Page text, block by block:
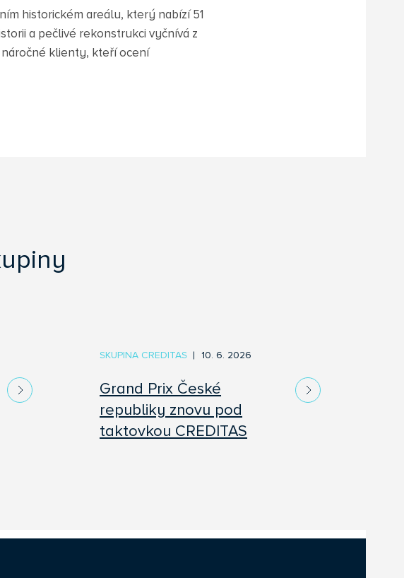
historickém areálu, který nabízí 51
a pečlivé rekonstrukci vyčnívá z
klienty, kteří ocení
Grand Prix České
republiky znovu pod
taktovkou CREDITAS
10. 6. 2026
SKUPINA CREDITAS